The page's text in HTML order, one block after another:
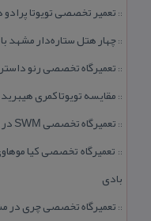
:: تعمیر تخصصی تویوتا
::چهار هتل‌ ستاره‌دار مشهد با فاصله
::تعمیرگاه تخصصی رنو داستر در مشهد | ۱۰ سال
:: مقایسه تویوتا كمری
:: تعمیرگاه تخصصی SWM در مشهد | تعمیر موتور، گیربكس و عیب‌یابی برق
:: تعمیرگاه تخصصی كیا
بادی
:: تعمیرگاه تخصصی چری در مشهد | ۱۰ سال تجربه و